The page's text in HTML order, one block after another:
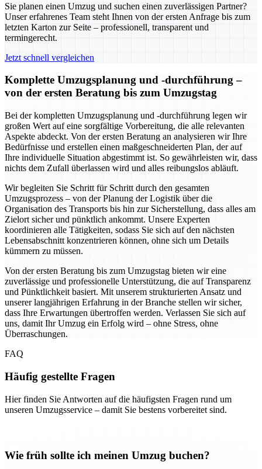
Sie planen einen Umzug und suchen einen zuverlässigen Partner?
Unser erfahrenes Team steht Ihnen von der ersten Anfrage bis zum
letzten Karton zur Seite – professionell, transparent und
termingerecht.
Jetzt schnell vergleichen
Komplette Umzugsplanung und -durchführung –
von der ersten Beratung bis zum Umzugstag
Bei der kompletten Umzugsplanung und -durchführung legen wir
großen Wert auf eine sorgfältige Vorbereitung, die alle relevanten
Aspekte abdeckt. Von der ersten Beratung an analysieren wir Ihre
Bedürfnisse und erstellen einen maßgeschneiderten Plan, der auf
Ihre individuelle Situation abgestimmt ist. So gewährleisten wir, dass
nichts dem Zufall überlassen wird und alles reibungslos abläuft.
Wir begleiten Sie Schritt für Schritt durch den gesamten
Umzugsprozess – von der Planung der Logistik über die
Organisation des Transports bis hin zur Sicherstellung, dass alles am
Zielort sicher und pünktlich ankommt. Unsere Experten
koordinieren alle Tätigkeiten, sodass Sie sich auf den nächsten
Lebensabschnitt konzentrieren können, ohne sich um Details
kümmern zu müssen.
Von der ersten Beratung bis zum Umzugstag bieten wir eine
zuverlässige und professionelle Unterstützung, die auf Transparenz
und Pünktlichkeit basiert. Mit unserem strukturierten Ansatz und
unserer langjährigen Erfahrung in der Branche stellen wir sicher,
dass Ihre Erwartungen übertroffen werden. Verlassen Sie sich auf
uns, damit Ihr Umzug ein Erfolg wird – ohne Stress, ohne
Überraschungen.
FAQ
Häufig gestellte Fragen
Hier finden Sie Antworten auf die häufigsten Fragen rund um
unseren Umzugsservice – damit Sie bestens vorbereitet sind.
Wie früh sollte ich meinen Umzug buchen?